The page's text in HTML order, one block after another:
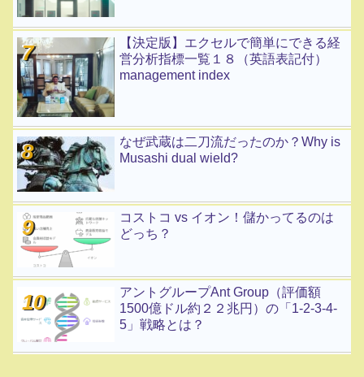
【決定版】エクセルで簡単にできる経
営分析指標一覧１８（英語表記付）
management index
なぜ武蔵は二刀流だったのか？Why is
Musashi dual wield?
コストコ vs イオン！儲かってるのは
どっち？
アントグループAnt Group（評価額
1500億ドル約２２兆円）の「1-2-3-4-
5」戦略とは？